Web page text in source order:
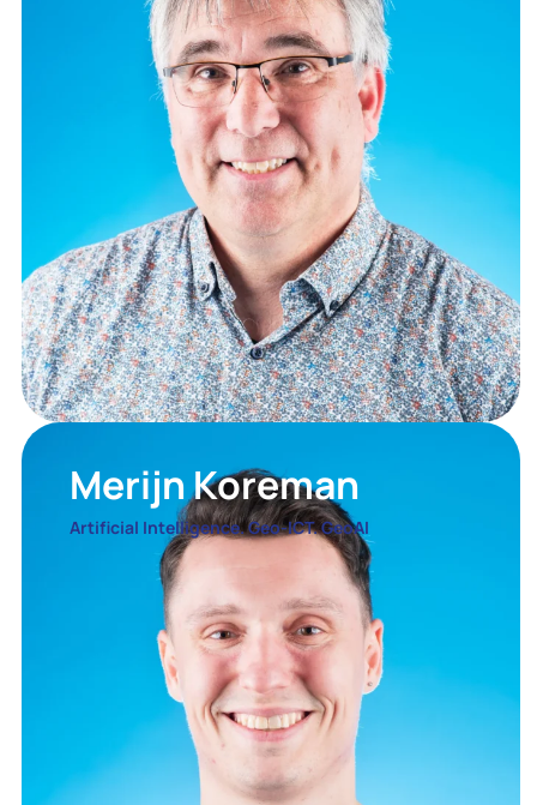
Merijn Koreman
Artificial Intelligence. Geo-ICT. GeoAI